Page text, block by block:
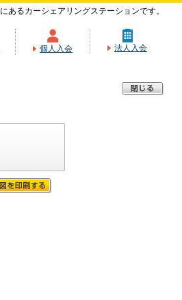
あるカーシェアリングステーションです。
個人入会 法人入会